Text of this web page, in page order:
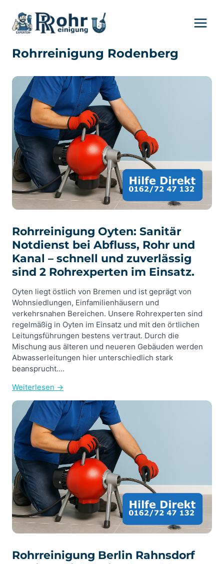
Inhalt
springen
Rohrreinigung Rodenberg
Rohrreinigung Oyten: Sanitär
Notdienst bei Abfluss, Rohr und
Kanal – schnell und zuverlässig
sind 2 Rohrexperten im Einsatz.
Oyten liegt östlich von Bremen und ist geprägt von
Wohnsiedlungen, Einfamilienhäusern und
verkehrsnahen Bereichen. Unsere Rohrexperten sind
regelmäßig in Oyten im Einsatz und mit den örtlichen
Leitungsführungen bestens vertraut. Durch die
Mischung aus älteren und neueren Gebäuden werden
Abwasserleitungen hier unterschiedlich stark
beansprucht.…
Weiterlesen →
Rohrreinigung Berlin Rahnsdorf